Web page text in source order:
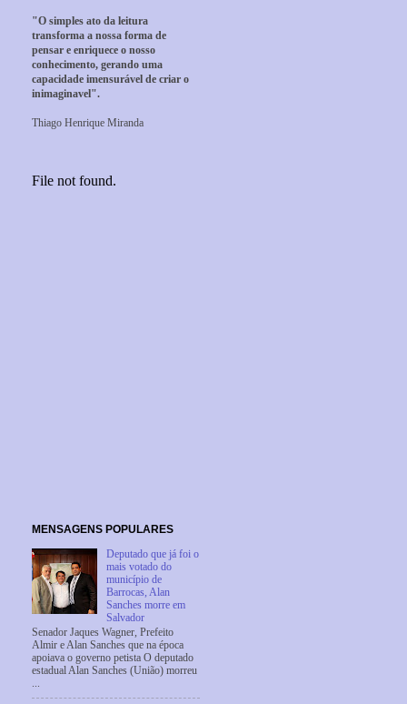
"O simples ato da leitura
transforma a nossa forma de
pensar e enriquece o nosso
conhecimento, gerando uma
capacidade imensurável de criar o
inimaginavel".
Thiago Henrique Miranda
MENSAGENS POPULARES
Deputado que já foi o
mais votado do
município de
Barrocas, Alan
Sanches morre em
Salvador
Senador Jaques Wagner, Prefeito
Almir e Alan Sanches que na época
apoiava o governo petista O deputado
estadual Alan Sanches (União) morreu
...